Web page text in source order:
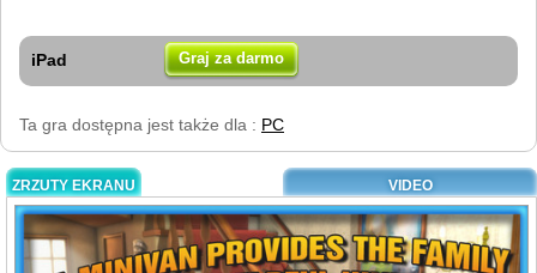
iPad Graj za darmo
Ta gra dostępna jest także dla : PC
ZRZUTY EKRANU VIDEO